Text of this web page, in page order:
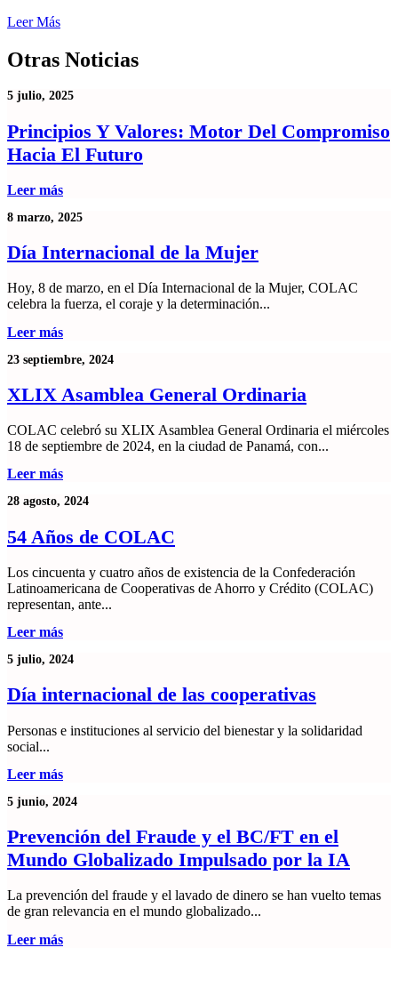
Leer Más
Otras Noticias
5 julio, 2025
Principios Y Valores: Motor Del Compromiso
Hacia El Futuro
Leer más
8 marzo, 2025
Día Internacional de la Mujer
Hoy, 8 de marzo, en el Día Internacional de la Mujer, COLAC
celebra la fuerza, el coraje y la determinación...
Leer más
23 septiembre, 2024
XLIX Asamblea General Ordinaria
COLAC celebró su XLIX Asamblea General Ordinaria el miércoles
18 de septiembre de 2024, en la ciudad de Panamá, con...
Leer más
28 agosto, 2024
54 Años de COLAC
Los cincuenta y cuatro años de existencia de la Confederación
Latinoamericana de Cooperativas de Ahorro y Crédito (COLAC)
representan, ante...
Leer más
5 julio, 2024
Día internacional de las cooperativas
Personas e instituciones al servicio del bienestar y la solidaridad
social...
Leer más
5 junio, 2024
Prevención del Fraude y el BC/FT en el
Mundo Globalizado Impulsado por la IA
La prevención del fraude y el lavado de dinero se han vuelto temas
de gran relevancia en el mundo globalizado...
Leer más